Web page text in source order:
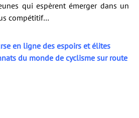
qui espèrent émerger dans un
compétitif…
en ligne des espoirs et élites
du monde de cyclisme sur route